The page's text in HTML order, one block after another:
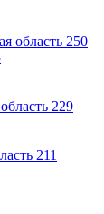
область 250
229
211